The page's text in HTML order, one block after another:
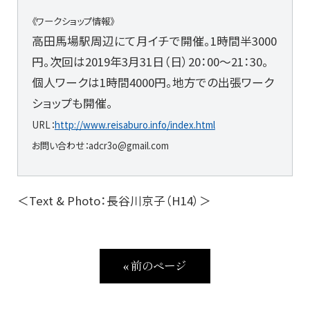
《ワークショップ情報》
高田馬場駅周辺にて月イチで開催。1時間半3000
円。次回は2019年3月31日（日）20：00～21：30。
個人ワークは1時間4000円。地方での出張ワーク
ショップも開催。
URL：http://www.reisaburo.info/index.html
お問い合わせ：adcr3o@gmail.com
＜Text & Photo：長谷川京子（H14）＞
« 前のページ